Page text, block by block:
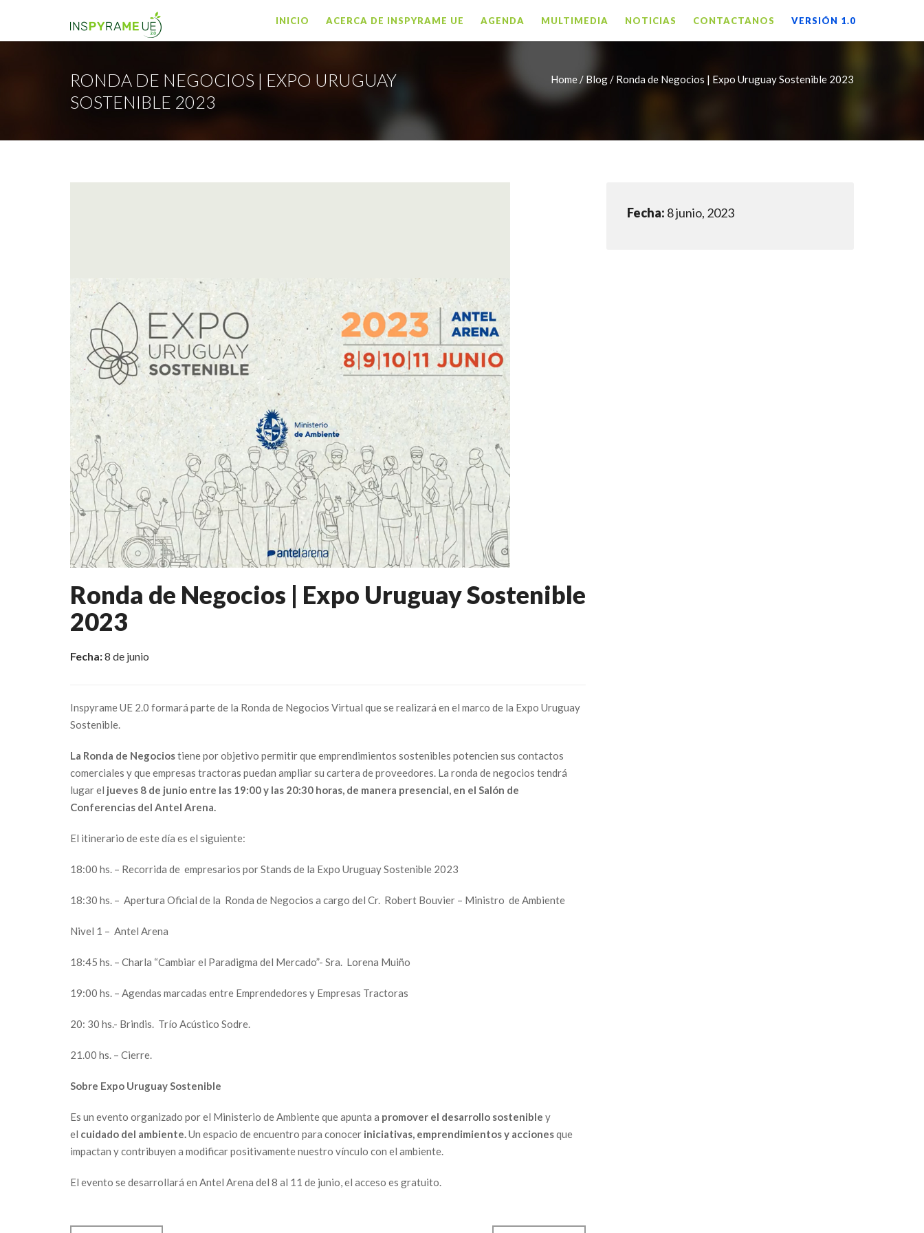
INICIO ACERCA DE INSPYRAME UE AGENDA MULTIMEDIA NOTICIAS CONTACTANOS VERSIÓN 1.0
RONDA DE NEGOCIOS | EXPO URUGUAY
SOSTENIBLE 2023
Home / Blog / Ronda de Negocios | Expo Uruguay Sostenible 2023
Ronda de Negocios | Expo Uruguay Sostenible
2023
Fecha: 8 de junio
Inspyrame UE 2.0 formará parte de la Ronda de Negocios Virtual que se realizará en el marco de la Expo Uruguay
Sostenible.
La Ronda de Negociostiene por objetivo permitir que emprendimientos sostenibles potencien sus contactos
comerciales y que empresas tractoras puedan ampliar su cartera de proveedores. La ronda de negocios tendrá
lugar el jueves 8 de junio entre las 19:00 y las 20:30 horas, de manera presencial, en el Salón de
Conferencias del Antel Arena.
El itinerario de este día es el siguiente:
18:00 hs. – Recorrida de empresarios por Stands de la Expo Uruguay Sostenible 2023
18:30 hs. – Apertura Oficial de la Ronda de Negocios a cargo del Cr. Robert Bouvier – Ministro de Ambiente
Nivel 1 – Antel Arena
18:45 hs. – Charla “Cambiar el Paradigma del Mercado”- Sra. Lorena Muiño
19:00 hs. – Agendas marcadas entre Emprendedores y Empresas Tractoras
20: 30 hs.- Brindis. Trío Acústico Sodre.
21.00 hs. – Cierre.
Sobre Expo Uruguay Sostenible
Es un evento organizado por el Ministerio de Ambiente que apunta a promover el desarrollo sostenible y
el cuidado del ambiente.Un espacio de encuentro para conocer iniciativas, emprendimientos y accionesque
impactan y contribuyen a modificar positivamente nuestro vínculo con el ambiente.
El evento se desarrollará en Antel Arena del 8 al 11 de junio, el acceso es gratuito.
Fecha: 8 junio, 2023